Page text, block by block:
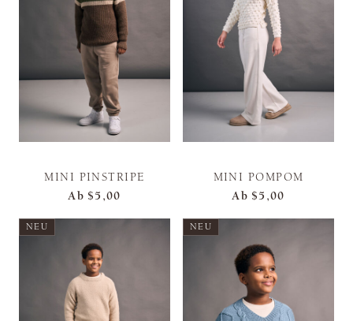
MINI PINSTRIPE
Ab $5,00
MINI POMPOM
Ab $5,00
NEU NEU